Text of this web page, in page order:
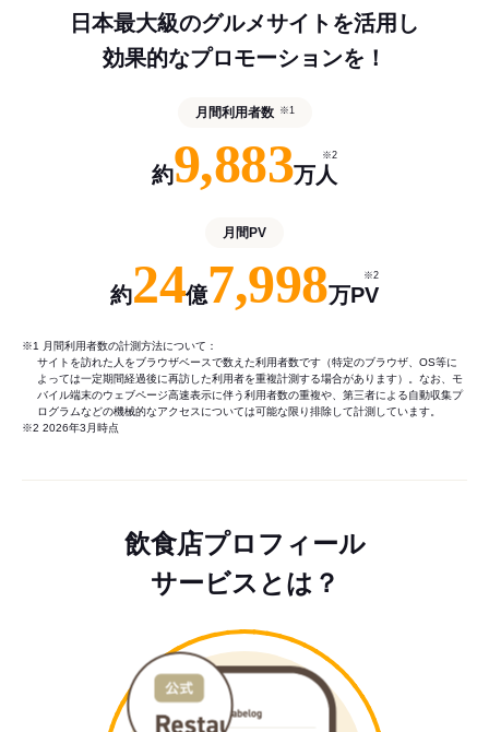
日本最大級のグルメサイトを活用し
効果的なプロモーションを！
月間利用者数 ※1
約9,883万人
※2
月間PV
約24億7,998万PV
※2
※1 月間利用者数の計測方法について：
サイトを訪れた人をブラウザベースで数えた利用者数です（特定のブラウザ、OS等に
よっては一定期間経過後に再訪した利用者を重複計測する場合があります）。なお、モ
バイル端末のウェブページ高速表示に伴う利用者数の重複や、第三者による自動収集プ
ログラムなどの機械的なアクセスについては可能な限り排除して計測しています。
※2 2026年3月時点
飲食店プロフィール
サービスとは？